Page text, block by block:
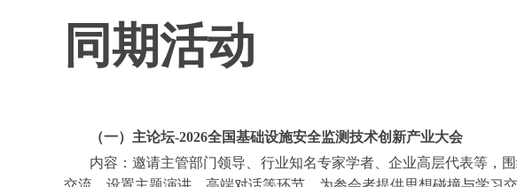
同期活动
（一）主论坛-2026全国基础设施安全监测技术创新产业大会
内容：邀请主管部门领导、行业知名专家学者、企业高层代表等，